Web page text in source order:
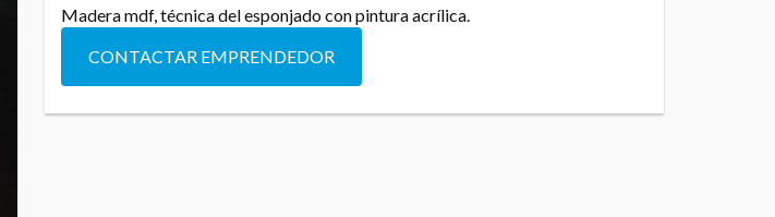
Madera mdf, técnica del esponjado con pintura acrílica.
CONTACTAR EMPRENDEDOR